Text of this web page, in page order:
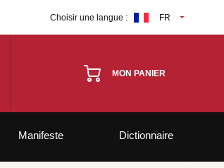
Choisir une langue : FR
MON PANIER
Manifeste Dictionnaire